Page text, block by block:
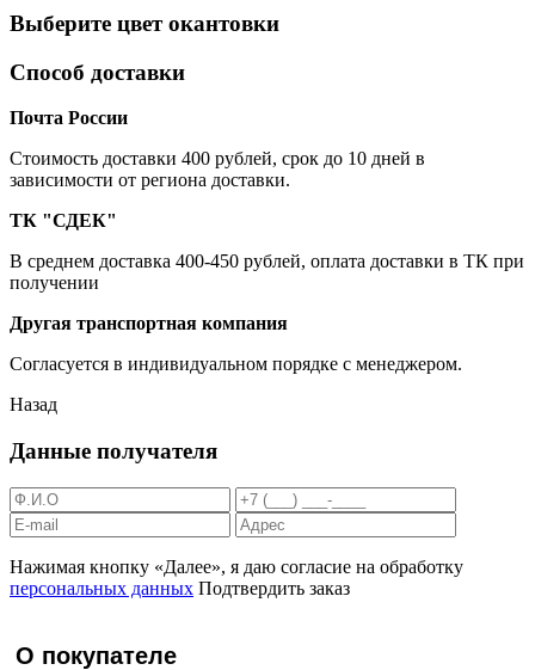
Выберите цвет окантовки
Способ доставки
Почта России
Cтоимость доставки 400 рублей, срок до 10 дней в
зависимости от региона доставки.
ТК "СДЕК"
В среднем доставка 400-450 рублей, оплата доставки в ТК при
получении
Другая транспортная компания
Согласуется в индивидуальном порядке с менеджером.
Назад
Данные получателя
Нажимая кнопку «Далее», я даю согласие на обработку
персональных данных Подтвердить заказ
О покупателе